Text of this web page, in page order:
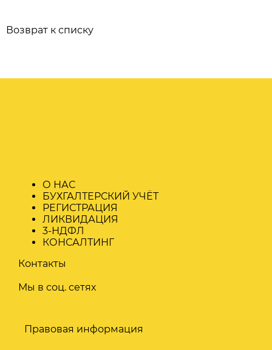
Возврат к списку
О НАС
БУХГАЛТЕРСКИЙ УЧЁТ
РЕГИСТРАЦИЯ
ЛИКВИДАЦИЯ
3-НДФЛ
КОНСАЛТИНГ
Контакты
Мы в соц. сетях
Правовая информация